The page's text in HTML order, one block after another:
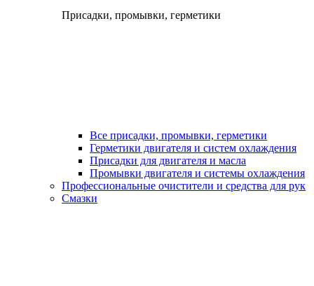
Присадки, промывки, герметики
Все присадки, промывки, герметики
Герметики двигателя и систем охлаждения
Присадки для двигателя и масла
Промывки двигателя и системы охлаждения
Профессиональные очистители и средства для рук
Смазки